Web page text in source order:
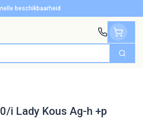
beschikbaarheid
Zoek
i Lady Kous Ag-h +p